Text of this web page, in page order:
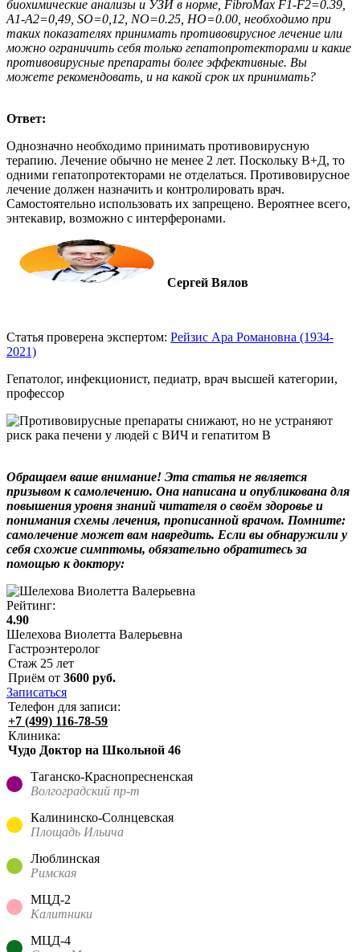
биохимические анализы и УЗИ в норме, FibroMax F1-F2=0.39,
A1-A2=0,49, SO=0,12, NO=0.25, HO=0.00, необходимо при
таких показателях принимать противовирусное лечение или
можно ограничить себя только гепатопротекторами и какие
противовирусные препараты более эффективные. Вы
можете рекомендовать, и на какой срок их принимать?
Ответ:
Однозначно необходимо принимать противовирусную
терапию. Лечение обычно не менее 2 лет. Поскольку В+Д, то
одними гепатопротекторами не отделаться. Противовирусное
лечение должен назначить и контролировать врач.
Самостоятельно использовать их запрещено. Вероятнее всего,
энтекавир, возможно с интерферонами.
Сергей Вялов
Статья проверена экспертом: Рейзис Ара Романовна (1934-
2021)
Гепатолог, инфекционист, педиатр, врач высшей категории,
профессор
Обращаем ваше внимание! Эта статья не является
призывом к самолечению. Она написана и опубликована для
повышения уровня знаний читателя о своём здоровье и
понимания схемы лечения, прописанной врачом. Помните:
самолечение может вам навредить. Если вы обнаружили у
себя схожие симптомы, обязательно обратитесь за
помощью к доктору:
Рейтинг:
4.90
Шелехова Виолетта Валерьевна
Гастроэнтеролог
Стаж 25 лет
Приём от 3600 руб.
Записаться
Телефон для записи:
+7 (499) 116-78-59
Клиника:
Чудо Доктор на Школьной 46
Таганско-Краснопресненская
Волгоградский пр-т
Калининско-Солнцевская
Площадь Ильича
Люблинская
Римская
МЦД-2
Калитники
МЦД-4